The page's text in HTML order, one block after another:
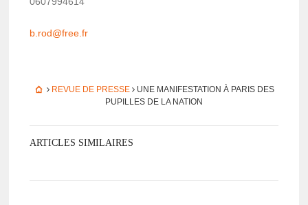
b.rod@­free.fr
REVUE DE PRESSE
UNE MANI­FES­TA­TION À PARIS DES
PUPILLES DE LA NATION
ARTICLES SIMILAIRES